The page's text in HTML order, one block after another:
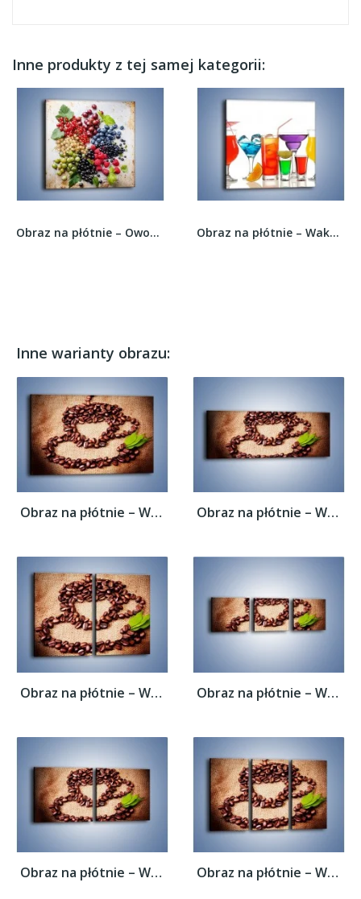
Inne produkty z tej samej kategorii:
Obraz na płótnie – Owocowa mozaika na stole –... Obraz na płótnie – Wakacyjne party z alkoholem...
Inne warianty obrazu:
Obraz na płótnie – Wyraźny znak w kawie –... Obraz na płótnie – Wyraźny znak w kawie –...
Obraz na płótnie – Wyraźny znak w kawie –... Obraz na płótnie – Wyraźny znak w kawie –...
Obraz na płótnie – Wyraźny znak w kawie –... Obraz na płótnie – Wyraźny znak w kawie –...